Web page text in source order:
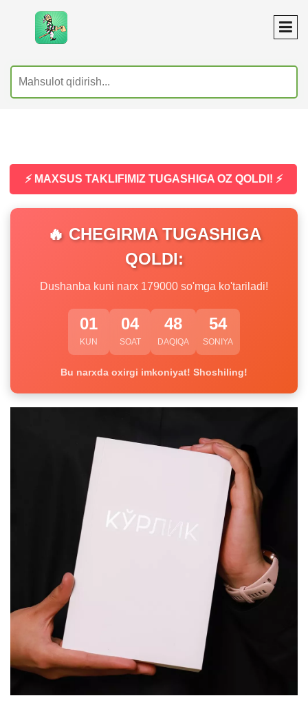
⚡ MAXSUS TAKLIFIMIZ TUGASHIGA OZ QOLDI! ⚡
🔥 CHEGIRMA TUGASHIGA
QOLDI:
Dushanba kuni narx 179000 so'mga ko'tariladi!
01
KUN
04
SOAT
48
DAQIQA
54
SONIYA
Bu narxda oxirgi imkoniyat! Shoshiling!